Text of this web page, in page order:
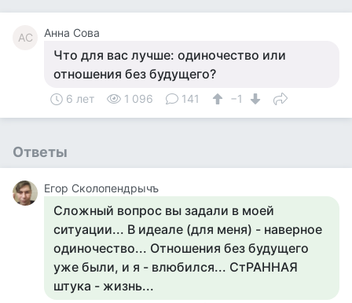
АС Анна Сова
Что для вас лучше: одиночество или
отношения без будущего?
6 лет 1 096 141 −1
Ответы
Егор Сколопендрычъ
Сложный вопрос вы задали в моей
ситуации... В идеале (для меня) - наверное
одиночество... Отношения без будущего
уже были, и я - влюбился... СтРАННАЯ
штука - жизнь...